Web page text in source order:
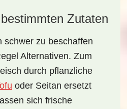
Zutaten
schwer zu beschaffen
Alternativen. Zum
durch pflanzliche
oder Seitan ersetzt
sich frische